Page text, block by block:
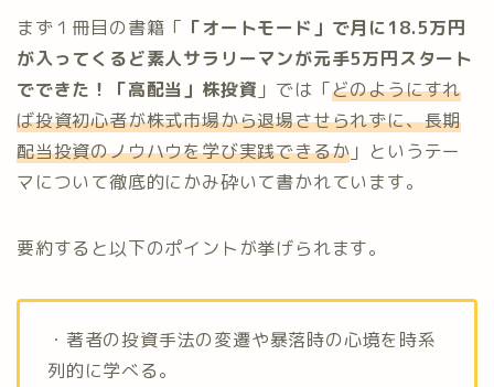
まず１冊目の書籍「 「オートモード」で月に18.5万円
が入ってくるど素人サラリーマンが元手5万円スタート
でできた！「高配当」株投資 」では「どのようにすれ
ば投資初心者が株式市場から退場させられずに、長期
配当投資のノウハウを学び実践できるか 」というテー
マについて徹底的にかみ砕いて書かれています。
要約すると以下のポイントが挙げられます。
・著者の投資手法の変遷や暴落時の心境を時系
列的に学べる。